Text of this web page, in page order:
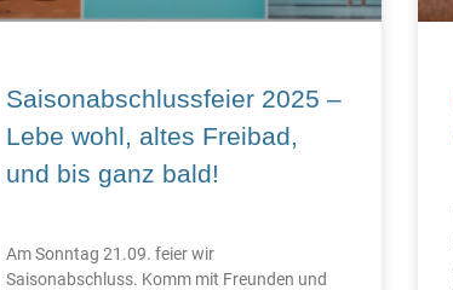
Saisonabschlussfeier 2025 –
Lebe wohl, altes Freibad,
und bis ganz bald!
Am Sonntag 21.09. feier wir
Saisonabschluss. Komm mit Freunden und